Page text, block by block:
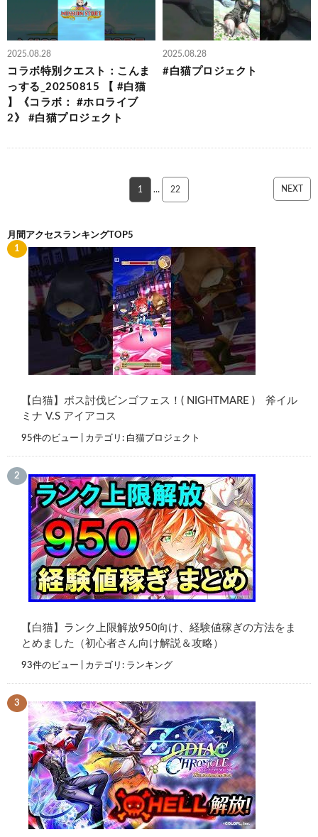
2025.08.28
コラボ特別クエスト：こんま
っする_20250815 【 #白猫
】《コラボ： #ホロライブ
2》 #白猫プロジェクト
2025.08.28
#白猫プロジェクト
1 … 22 NEXT
月間アクセスランキングTOP5
【白猫】ボス討伐ビンゴフェス！( NIGHTMARE ) 斧イル
ミナ V.S アイアコス
95件のビュー カテゴリ: 白猫プロジェクト
【白猫】ランク上限解放950向け、経験値稼ぎの方法をま
とめました（初心者さん向け解説＆攻略）
93件のビュー カテゴリ: ランキング